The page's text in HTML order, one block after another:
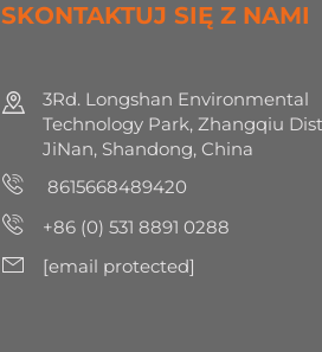
SKONTAKTUJ SIĘ Z NAMI
3Rd. Longshan Environmental
Technology Park, Zhangqiu
JiNan, Shandong, China
8615668489420
+86 (0) 531 8891 0288
[email protected]